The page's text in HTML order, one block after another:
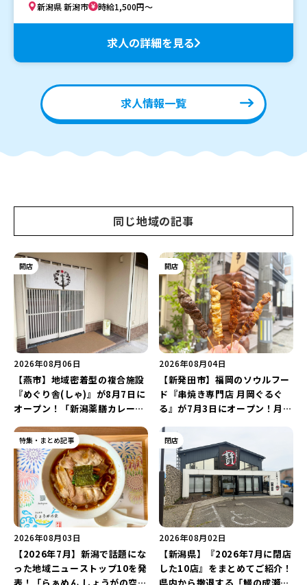
新潟県 新潟市 時給1,500円～
求人の詳細を見る
求人情報一覧
同じ地域の記事
開店
2026年08月06日
【燕市】地域密着型の複合施設
『めぐり舎(しゃ)』が8月7日に
オープン！「新潟薬膳カレー
メニューや漆喰アートを楽しも
う♪
開店
2026年08月04日
【新発田市】福岡のソウルフー
ド『串焼き専門店 月岡ぐるぐ
る』が7月3日にオープン！月岡
材を使ったぐるぐる串焼き」を
堪能しよう♪
特集・まとめ記事
2026年08月03日
【2026年7月】新潟で話題にな
った地域ニューストップ10を発
閉店
2026年08月02日
【新潟県】『2026年7月に閉店
した10店』をまとめてご紹介！